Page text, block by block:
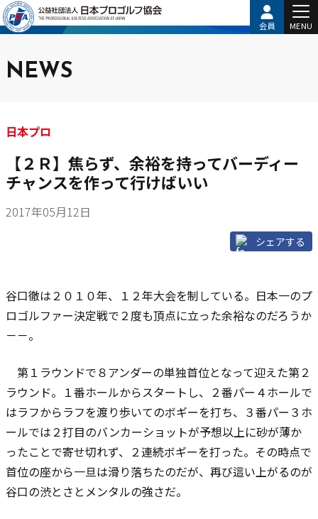
会員 MENU
NEWS
日本プロ
【２Ｒ】焦らず、余裕を持ってバーディー
チャンスを作って行けばいい
2017年05月12日
シェアする
谷口徹は２０１０年、１２年大会を制している。日本一のプ
ロゴルファー決定戦で２度も頂点に立った余裕なのだろうか
－－。
第１ラウンドで８アンダーの単独首位となって迎えた第２
ラウンド。１番ホールからスタートし、２番パー４ホールで
はラフからラフを渡り歩いてのボギーを打ち、３番パー３ホ
ールでは２打目のバンカーショットが予想以上に砂が薄か
ったことで寄せ切れず、２連続ボギーを打った。その時点で
首位の座から一旦は滑り落ちたのだが、再び這い上がるのが
谷口の渋とさとメンタルの強さだ。